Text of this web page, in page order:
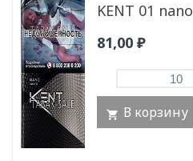
KENT 01 nano
81,00 ₽
В корзину